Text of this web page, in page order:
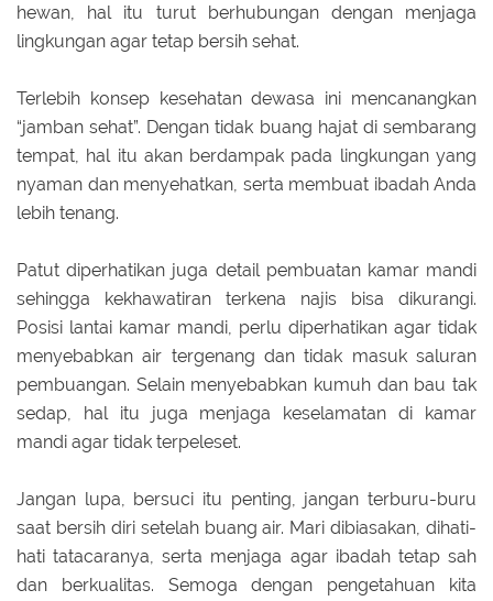
hewan, hal itu turut berhubungan dengan menjaga
lingkungan agar tetap bersih sehat.
Terlebih konsep kesehatan dewasa ini mencanangkan
“jamban sehat”. Dengan tidak buang hajat di sembarang
tempat, hal itu akan berdampak pada lingkungan yang
nyaman dan menyehatkan, serta membuat ibadah Anda
lebih tenang.
Patut diperhatikan juga detail pembuatan kamar mandi
sehingga kekhawatiran terkena najis bisa dikurangi.
Posisi lantai kamar mandi, perlu diperhatikan agar tidak
menyebabkan air tergenang dan tidak masuk saluran
pembuangan. Selain menyebabkan kumuh dan bau tak
sedap, hal itu juga menjaga keselamatan di kamar
mandi agar tidak terpeleset.
Jangan lupa, bersuci itu penting, jangan terburu-buru
saat bersih diri setelah buang air. Mari dibiasakan, dihati-
hati tatacaranya, serta menjaga agar ibadah tetap sah
dan berkualitas. Semoga dengan pengetahuan kita